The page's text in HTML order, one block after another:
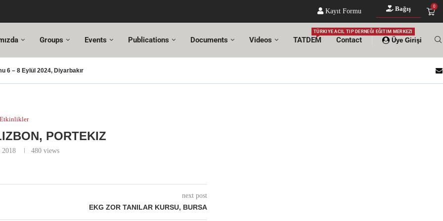
Kayıt Formu Bağış 0
Groups Events Publications Documents Videos TATDEM
TÜRKIYE ACIL TIP DERNEĞI EĞITIM MERKEZI
Contact Üye Girişi
6 – 8 Eylül 2024, Diyarbakır
Etkinlikler
PORTEKIZ
2018 480 views
next post
EKG ZOR TANILAR KURSU, BURSA